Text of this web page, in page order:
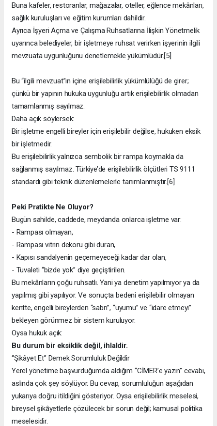
Buna kafeler, restoranlar, mağazalar, oteller, eğlence mekânları,
sağlık kuruluşları ve eğitim kurumları dahildir.
Ayrıca İşyeri Açma ve Çalışma Ruhsatlarına İlişkin Yönetmelik
uyarınca belediyeler, bir işletmeye ruhsat verirken işyerinin ilgili
mevzuata uygunluğunu denetlemekle yükümlüdür.[5]
Bu “ilgili mevzuat”ın içine erişilebilirlik yükümlülüğü de girer;
çünkü bir yapının hukuka uygunluğu artık erişilebilirlik olmadan
tamamlanmış sayılmaz.
Daha açık söylersek:
Bir işletme engelli bireyler için erişilebilir değilse, hukuken eksik
bir işletmedir.
Bu erişilebilirlik yalnızca sembolik bir rampa koymakla da
sağlanmış sayılmaz. Türkiye’de erişilebilirlik ölçütleri TS 9111
standardı gibi teknik düzenlemelerle tanımlanmıştır.[6]
Peki Pratikte Ne Oluyor?
Bugün sahilde, caddede, meydanda onlarca işletme var:
- Rampası olmayan,
- Rampası vitrin dekoru gibi duran,
- Kapısı sandalyenin geçemeyeceği kadar dar olan,
- Tuvaleti “bizde yok” diye geçiştirilen.
Bu mekânların çoğu ruhsatlı. Yani ya denetim yapılmıyor ya da
yapılmış gibi yapılıyor. Ve sonuçta bedeni erişilebilir olmayan
kentte, engelli bireylerden “sabrı”, “uyumu” ve “idare etmeyi”
bekleyen görünmez bir sistem kuruluyor.
Oysa hukuk açık:
Bu durum bir eksiklik değil, ihlaldir.
“Şikâyet Et” Demek Sorumluluk Değildir
Yerel yönetime başvurduğumda aldığım “CİMER’e yazın” cevabı,
aslında çok şey söylüyor. Bu cevap, sorumluluğun aşağıdan
yukarıya doğru itildiğini gösteriyor. Oysa erişilebilirlik meselesi,
bireysel şikâyetlerle çözülecek bir sorun değil; kamusal politika
meselesidir.